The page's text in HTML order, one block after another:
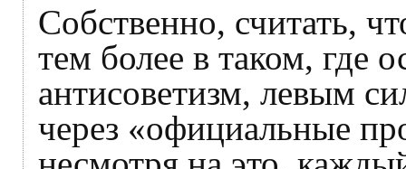
Собственно, считать,
тем более в таком, где
антисоветизм, левым
через «официальные